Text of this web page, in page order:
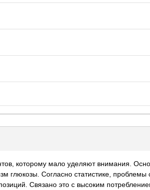
которому мало уделяют внимания.
глюкозы. Согласно статистике, проблемы
Связано это с высоким